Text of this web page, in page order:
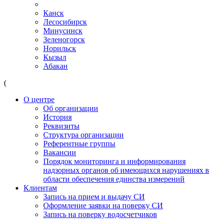
Канск
Лесосибирск
Минусинск
Зеленогорск
Норильск
Кызыл
Абакан
(
О центре
Об организации
История
Реквизиты
Структура организации
Референтные группы
Вакансии
Порядок мониторинга и информирования
надзорных органов об имеющихся нарушениях в
области обеспечения единства измерений
Клиентам
Запись на прием и выдачу СИ
Оформление заявки на поверку СИ
Запись на поверку водосчетчиков